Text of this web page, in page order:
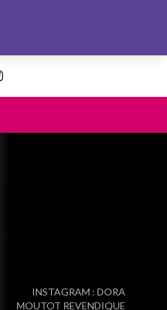
INSTAGRAM : DORA
MOUTOT REVENDIQUE